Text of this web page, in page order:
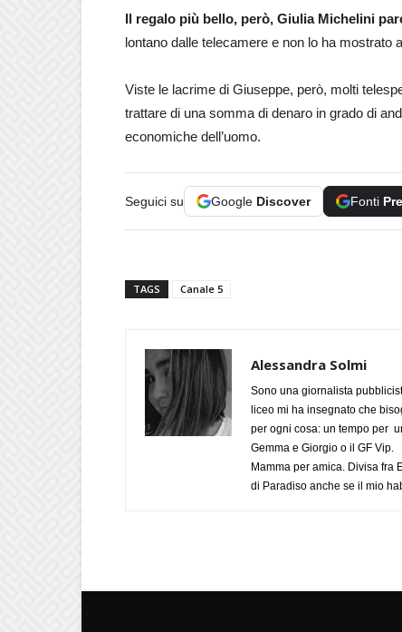
Il regalo più bello, però, Giulia Michelini
lontano dalle telecamere e non lo ha mostrato
Viste le lacrime di Giuseppe, però, molti
trattare di una somma di denaro in grado di
economiche dell’uomo.
Seguici su Google Discover Fonti
TAGS Canale 5
Alessandra Solmi
Sono una giornalista
liceo mi ha insegnato che
per ogni cosa: un tempo per
Gemma e Giorgio o il GF Vip.
Mamma per amica. Divisa fra
di Paradiso anche se il mio